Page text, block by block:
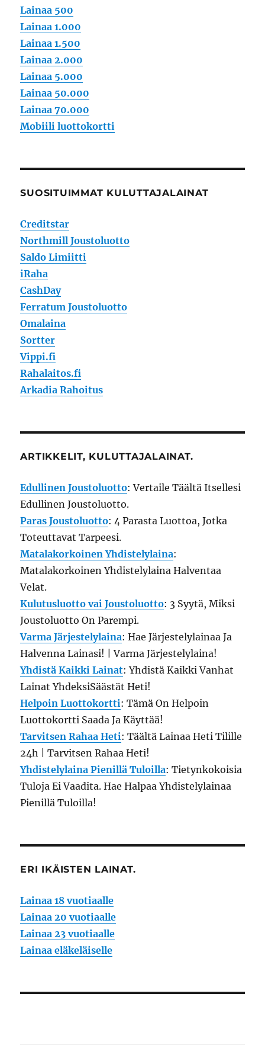
Lainaa 500
Lainaa 1.000
Lainaa 1.500
Lainaa 2.000
Lainaa 5.000
Lainaa 50.000
Lainaa 70.000
Mobiili luottokortti
SUOSITUIMMAT KULUTTAJALAINAT
Creditstar
Northmill Joustoluotto
Saldo Limiitti
iRaha
CashDay
Ferratum Joustoluotto
Omalaina
Sortter
Vippi.fi
Rahalaitos.fi
Arkadia Rahoitus
ARTIKKELIT, KULUTTAJALAINAT.
Edullinen Joustoluotto: Vertaile Täältä Itsellesi
Edullinen Joustoluotto.
Paras Joustoluotto: 4 Parasta Luottoa, Jotka
Toteuttavat Tarpeesi.
Matalakorkoinen Yhdistelylaina:
Matalakorkoinen Yhdistelylaina Halventaa
Velat.
Kulutusluotto vai Joustoluotto: 3 Syytä, Miksi
Joustoluotto On Parempi.
Varma Järjestelylaina: Hae Järjestelylainaa Ja
Halvenna Lainasi! | Varma Järjestelylaina!
Yhdistä Kaikki Lainat: Yhdistä Kaikki Vanhat
Lainat YhdeksiSäästät Heti!
Helpoin Luottokortti: Tämä On Helpoin
Luottokortti Saada Ja Käyttää!
Tarvitsen Rahaa Heti: Täältä Lainaa Heti Tilille
24h | Tarvitsen Rahaa Heti!
Yhdistelylaina Pienillä Tuloilla: Tietynkokoisia
Tuloja Ei Vaadita. Hae Halpaa Yhdistelylainaa
Pienillä Tuloilla!
ERI IKÄISTEN LAINAT.
Lainaa 18 vuotiaalle
Lainaa 20 vuotiaalle
Lainaa 23 vuotiaalle
Lainaa eläkeläiselle